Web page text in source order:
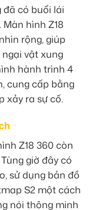
đã có buổi lái
hình Z18
rộng, giúp
vật xung
hành trình 4
cung cấp bằng
xảy ra sự cố.
Z18 360 còn
giờ đây có
sử dụng bản đồ
S2 một cách
nói thông minh